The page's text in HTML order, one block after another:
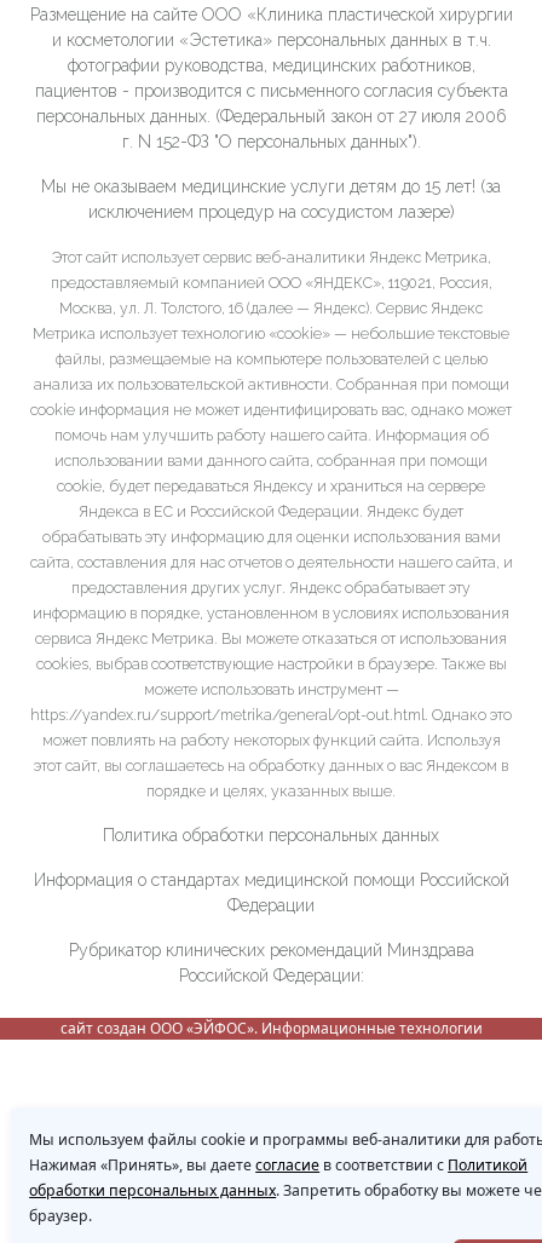
Размещение на сайте ООО «Клиника пластической хирургии
и косметологии «Эстетика» персональных данных в т.ч.
фотографии руководства, медицинских работников,
пациентов - производится с письменного согласия субъекта
персональных данных. (Федеральный закон от 27 июля 2006
г. N 152-ФЗ "О персональных данных").
Мы не оказываем медицинские услуги детям до 15 лет! (за
исключением процедур на сосудистом лазере)
Этот сайт использует сервис веб-аналитики Яндекс Метрика,
предоставляемый компанией ООО «ЯНДЕКС», 119021, Россия,
Москва, ул. Л. Толстого, 16 (далее — Яндекс). Сервис Яндекс
Метрика использует технологию «cookie» — небольшие текстовые
файлы, размещаемые на компьютере пользователей с целью
анализа их пользовательской активности. Собранная при помощи
cookie информация не может идентифицировать вас, однако может
помочь нам улучшить работу нашего сайта. Информация об
использовании вами данного сайта, собранная при помощи
cookie, будет передаваться Яндексу и храниться на сервере
Яндекса в ЕС и Российской Федерации. Яндекс будет
обрабатывать эту информацию для оценки использования вами
сайта, составления для нас отчетов о деятельности нашего сайта, и
предоставления других услуг. Яндекс обрабатывает эту
информацию в порядке, установленном в условиях использования
сервиса Яндекс Метрика. Вы можете отказаться от использования
cookies, выбрав соответствующие настройки в браузере. Также вы
можете использовать инструмент —
https://yandex.ru/support/metrika/general/opt-out.html. Однако это
может повлиять на работу некоторых функций сайта. Используя
этот сайт, вы соглашаетесь на обработку данных о вас Яндексом в
порядке и целях, указанных выше.
Политика обработки персональных данных
Информация о стандартах медицинской помощи Российской
Федерации
Рубрикатор клинических рекомендаций Минздрава
Российской Федерации:
сайт создан ООО «ЭЙФОС». Информационные технологии
Мы используем файлы cookie и программы веб-аналитики для
Нажимая «Принять», вы даетесогласие в соответствии с Политикой
обработки персональных данных. Запретить обработку вы можете
браузер.